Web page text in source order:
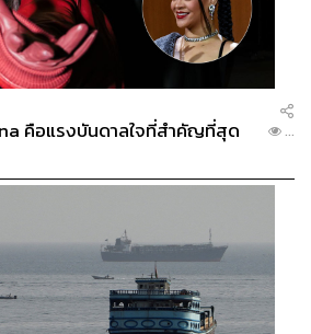
คือแรงบันดาลใจที่สำคัญที่สุด
...